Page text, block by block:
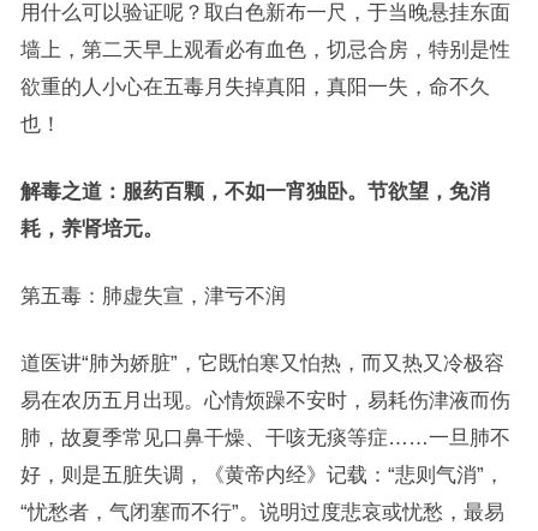
用什么可以验证呢？取白色新布一尺，于当晚悬挂东面
墙上，第二天早上观看必有血色，切忌合房，特别是性
欲重的人小心在五毒月失掉真阳，真阳一失，命不久
也！
解毒之道：服药百颗，不如一宵独卧。节欲望，免消
耗，养肾培元。
第五毒：肺虚失宣，津亏不润
道医讲“肺为娇脏”，它既怕寒又怕热，而又热又冷极容
易在农历五月出现。心情烦躁不安时，易耗伤津液而伤
肺，故夏季常见口鼻干燥、干咳无痰等症……一旦肺不
好，则是五脏失调，《黄帝内经》记载：“悲则气消”，
“忧愁者，气闭塞而不行”。说明过度悲哀或忧愁，最易